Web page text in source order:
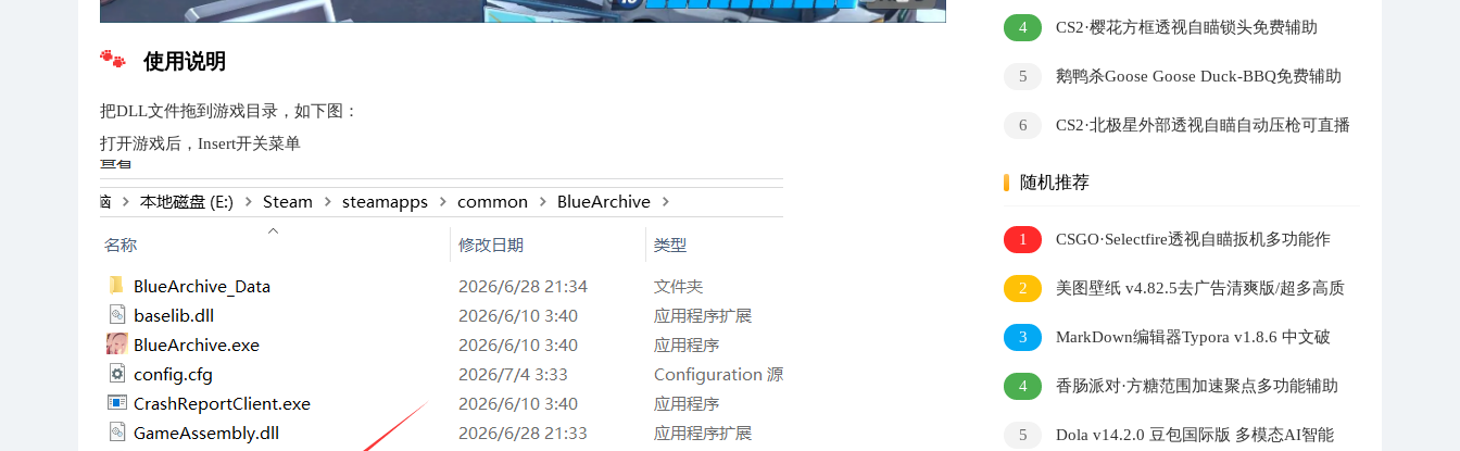
使用说明
把DLL文件拖到游戏目录，如下图：
打开游戏后，Insert开关菜单
4 CS2·樱花方框透视自瞄锁头免费辅助
5
鹅鸭杀Goose Goose Duck-BBQ免费辅助
6
CS2·北极星外部透视自瞄自动压枪可直播
随机推荐
1
CSGO·Selectfire透视自瞄扳机多功能作
弊辅助 v8.15
2
美图壁纸 v4.82.5去广告清爽版/超多高质
量美女图片大饱眼福
3
MarkDown编辑器Typora v1.8.6 中文破
解版
4
香肠派对·方糖范围加速聚点多功能辅助
5
Dola v14.2.0 豆包国际版 多模态AI智能